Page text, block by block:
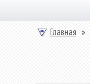
Главная »